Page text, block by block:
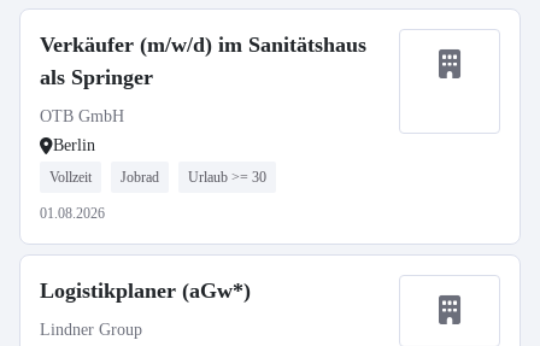
Verkäufer (m/w/d) im Sanitätshaus
als Springer
OTB GmbH
Berlin
Vollzeit Jobrad Urlaub >= 30
01.08.2026
Logistikplaner (aGw*)
Lindner Group